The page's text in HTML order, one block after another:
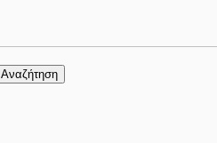
Αναζήτηση